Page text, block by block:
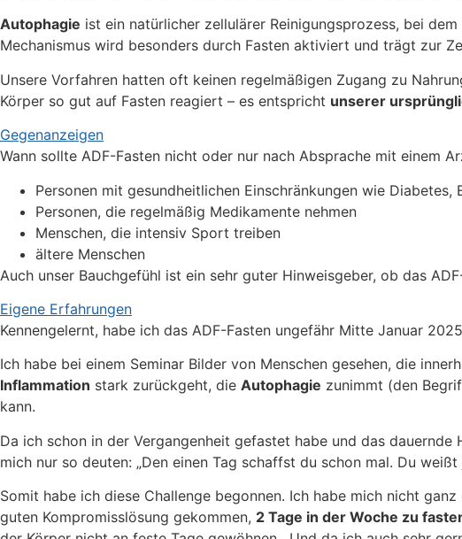
Autophagie ist ein natürlicher zellulärer Reinigungsprozess, bei
Mechanismus wird besonders durch Fasten aktiviert und trägt zur
Unsere Vorfahren hatten oft keinen regelmäßigen Zugang zu
Körper so gut auf Fasten reagiert – es entspricht unserer
Gegenanzeigen
Wann sollte ADF-Fasten nicht oder nur nach Absprache mit einem
Personen mit gesundheitlichen Einschränkungen wie Diabetes,
Personen, die regelmäßig Medikamente nehmen
Menschen, die intensiv Sport treiben
ältere Menschen
Auch unser Bauchgefühl ist ein sehr guter Hinweisgeber, ob das
Eigene Erfahrungen
Kennengelernt, habe ich das ADF-Fasten ungefähr Mitte Januar
Ich habe bei einem Seminar Bilder von Menschen gesehen, die
Inflammation stark zurückgeht, die Autophagie zunimmt (den
kann.
Da ich schon in der Vergangenheit gefastet habe und das
mich nur so deuten: „Den einen Tag schaffst du schon mal. Du
Somit habe ich diese Challenge begonnen. Ich habe mich nicht
guten Kompromisslösung gekommen, 2 Tage in der Woche zu